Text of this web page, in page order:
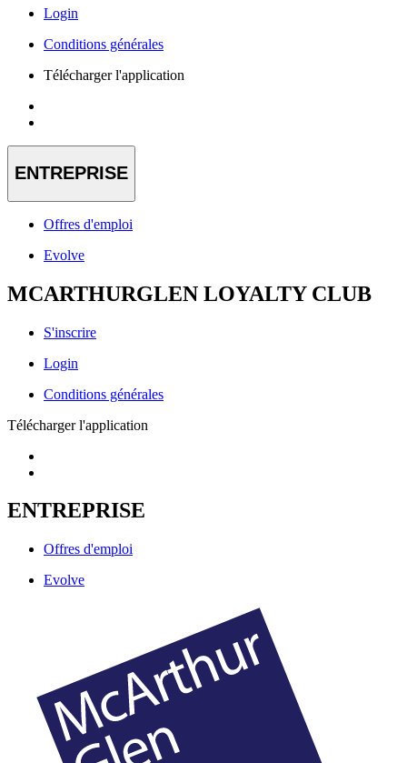
Login
Conditions générales
Télécharger l'application
ENTREPRISE
Offres d'emploi
Evolve
MCARTHURGLEN LOYALTY CLUB
S'inscrire
Login
Conditions générales
Télécharger l'application
ENTREPRISE
Offres d'emploi
Evolve